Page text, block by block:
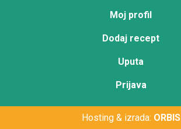
Moj profil
Dodaj recept
Uputa
Prijava
Hosting & izrada: ORBIS